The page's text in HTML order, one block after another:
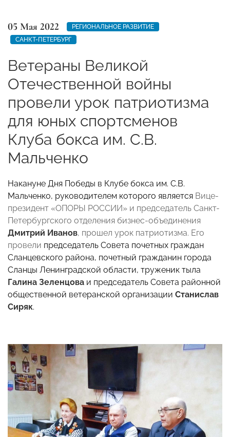
05 Мая 2022
РЕГИОНАЛЬНОЕ РАЗВИТИЕ
САНКТ-ПЕТЕРБУРГ
Ветераны Великой
Отечественной войны
провели урок патриотизма
для юных спортсменов
Клуба бокса им. С.В.
Мальченко
Накануне Дня Победы в Клубе бокса им. С.В.
Мальченко, руководителем которого является Вице-
президент «ОПОРЫ РОССИИ» и председатель Санкт-
Петербургского отделения бизнес-объединения
Дмитрий Иванов, прошел урок патриотизма. Его
провели председатель Совета почетных граждан
Сланцевского района, почетный гражданин города
Сланцы Ленинградской области, труженик тыла
Галина Зеленцова и председатель Совета районной
общественной ветеранской организации Станислав
Сиряк.